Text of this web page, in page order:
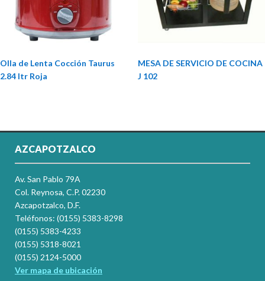
Olla de Lenta Cocción Taurus
2.84 ltr Roja
MESA DE SERVICIO DE COCINA
J 102
AZCAPOTZALCO
Av. San Pablo 79A
Col. Reynosa, C.P. 02230
Azcapotzalco, D.F.
Teléfonos: (0155) 5383-8298
(0155) 5383-4233
(0155) 5318-8021
(0155) 2124-5000
Ver mapa de ubicación